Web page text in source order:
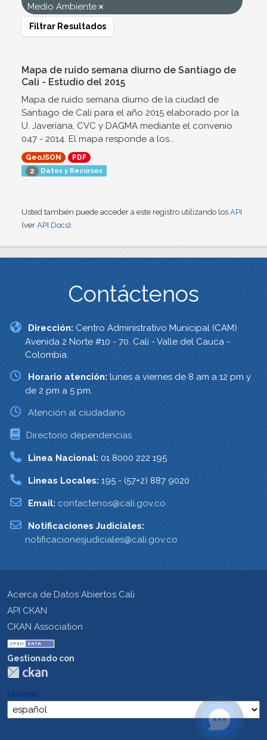
Medio Ambiente
Filtrar Resultados
Mapa de ruido semana diurno de Santiago de
Cali - Estudio del 2015
Mapa de ruido semana diurno de la ciudad de
Santiago de Cali para el año 2015 elaborado por la
U. Javeriana, CVC y DAGMA mediante el convenio
047 - 2014. El mapa responde a los...
GeoJSON
PDF
2 Datos y Recursos
Usted también puede acceder a este registro utilizando los API
(ver API Docs).
Contáctenos
Dirección: Centro Administrativo Municipal (CAM)
Avenida 2 Norte #10 - 70. Cali - Valle del Cauca -
Colombia.
Horario atención: lunes a viernes de 8 am a 12 pm y
de 2 pm a 5 pm.
Atención al ciudadano
Directorio dependencias
Linea Nacional: 01 8000 222 195
Lineas Locales: 195 - (57+2) 887 9020
Email: contactenos@cali.gov.co
Notificaciones Judiciales:
notificacionesjudiciales@cali.gov.co
Acerca de Datos Abiertos Cali
API CKAN
CKAN Association
Gestionado con